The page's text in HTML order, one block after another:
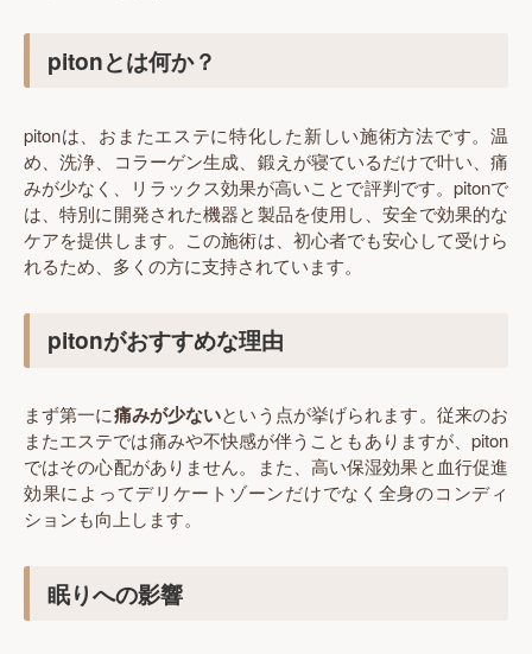
pitonとは何か？
pitonは、おまたエステに特化した新しい施術方法です。温
め、洗浄、コラーゲン生成、鍛えが寝ているだけで叶い、痛
みが少なく、リラックス効果が高いことで評判です。pitonで
は、特別に開発された機器と製品を使用し、安全で効果的な
ケアを提供します。この施術は、初心者でも安心して受けら
れるため、多くの方に支持されています。
pitonがおすすめな理由
まず第一に痛みが少ないという点が挙げられます。従来のお
またエステでは痛みや不快感が伴うこともありますが、piton
ではその心配がありません。また、高い保湿効果と血行促進
効果によってデリケートゾーンだけでなく全身のコンディ
ションも向上します。
眠りへの影響